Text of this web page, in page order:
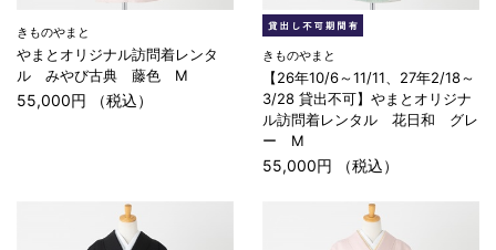
きものやまと
やまとオリジナル訪問着レンタ
ル みやび古典 藤色 M
55,000円 （税込）
きものやまと
【26年10/6～11/11、27年2/18～
3/28 貸出不可】やまとオリジナ
ル訪問着レンタル 花日和 グレ
ー M
55,000円 （税込）